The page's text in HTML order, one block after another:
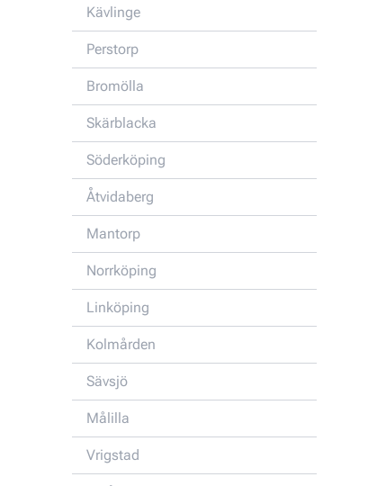
Kävlinge
Perstorp
Bromölla
Skärblacka
Söderköping
Åtvidaberg
Mantorp
Norrköping
Linköping
Kolmården
Sävsjö
Målilla
Vrigstad